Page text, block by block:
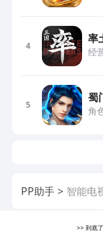
4
率
经
5
蜀
角
PP助手 智能电
>> 到底